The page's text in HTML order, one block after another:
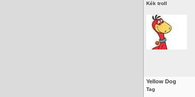
Kék troll
Yellow Dog
Tag